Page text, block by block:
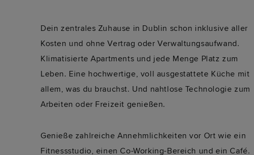
Dein zentrales Zuhause in Dublin schon inklusive aller
Kosten und ohne Vertrag oder Verwaltungsaufwand.
Klimatisierte Apartments und jede Menge Platz zum
Leben. Eine hochwertige, voll ausgestattete Küche mit
allem, was du brauchst. Und nahtlose Technologie zum
Arbeiten oder Freizeit genießen.
Genieße zahlreiche Annehmlichkeiten vor Ort wie ein
Fitnessstudio, einen Co-Working-Bereich und ein Café.